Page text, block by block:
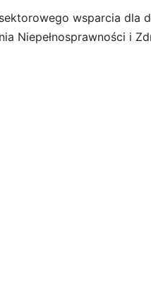
wsparcia dla
Niepełnosprawności i